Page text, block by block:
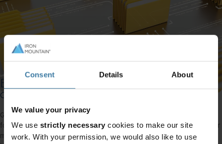
Consent Details About
We value your privacy
We use strictly necessary cookies to make our site
work. With your permission, we would also like to use
Effektiv dokumenthåndtering og sikker
destruering av data
Gjennom våre digitale arkivløsninger kan banker redusere behovet
for fysiske arkiver, og i stedet lagre dokumenter digitalt på en sikker
måte. Dette forenkler ikke bare tilgangen, men det reduserer også